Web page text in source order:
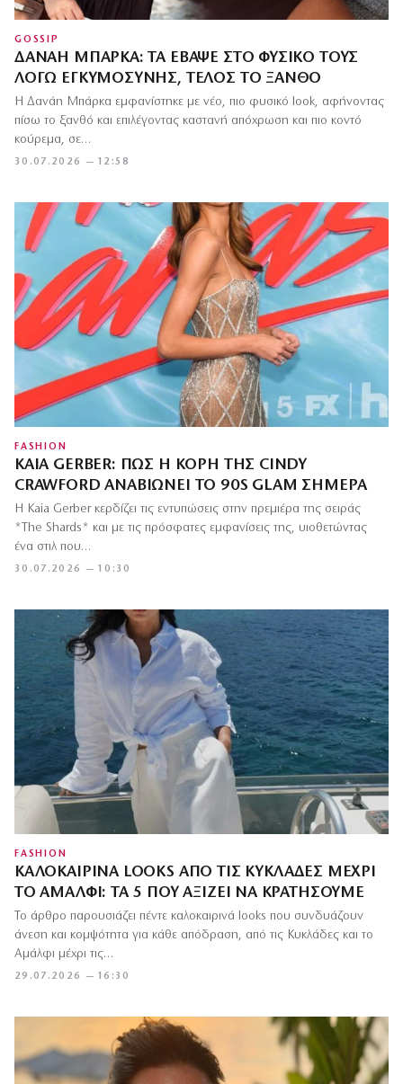
GOSSIP
ΔΑΝΆΗ ΜΠΆΡΚΑ: ΤΑ ΈΒΑΨΕ ΣΤΟ ΦΥΣΙΚΌ ΤΟΥΣ
ΛΌΓΩ ΕΓΚΥΜΟΣΎΝΗΣ, ΤΈΛΟΣ ΤΟ ΞΑΝΘΌ
30.07.2026 — 12:58
Η Δανάη Μπάρκα εμφανίστηκε με νέο, πιο φυσικό look, αφήνοντας
πίσω το ξανθό και επιλέγοντας καστανή απόχρωση και πιο κοντό
κούρεμα, σε…
FASHION
KAIA GERBER: ΠΏΣ Η ΚΌΡΗ ΤΗΣ CINDY
CRAWFORD ΑΝΑΒΙΏΝΕΙ ΤΟ 90S GLAM ΣΉΜΕΡΑ
30.07.2026 — 10:30
Η Kaia Gerber κερδίζει τις εντυπώσεις στην πρεμιέρα της σειράς
*The Shards* και με τις πρόσφατες εμφανίσεις της, υιοθετώντας
ένα στιλ που…
FASHION
ΚΑΛΟΚΑΙΡΙΝΆ LOOKS ΑΠΌ ΤΙΣ ΚΥΚΛΆΔΕΣ ΜΈΧΡΙ
ΤΟ ΑΜΆΛΦΙ: ΤΑ 5 ΠΟΥ ΑΞΊΖΕΙ ΝΑ ΚΡΑΤΉΣΟΥΜΕ
29.07.2026 — 16:30
Το άρθρο παρουσιάζει πέντε καλοκαιρινά looks που συνδυάζουν
άνεση και κομψότητα για κάθε απόδραση, από τις Κυκλάδες και το
Αμάλφι μέχρι τις…